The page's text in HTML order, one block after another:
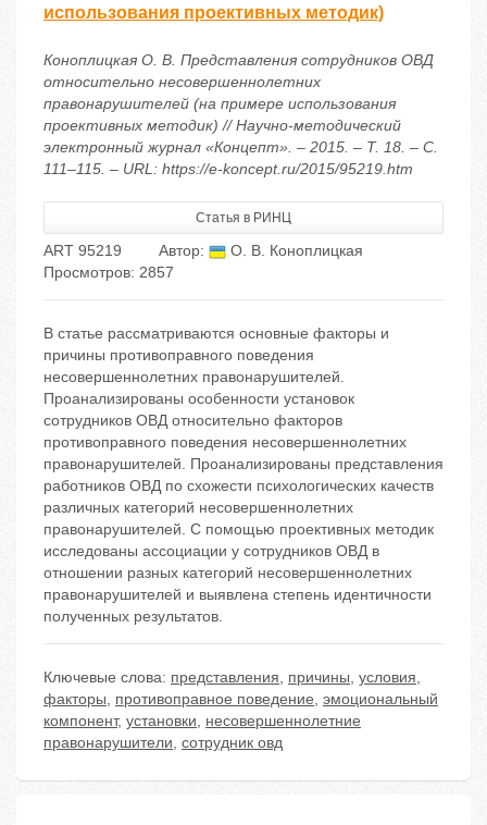
использования проективных методик)
Коноплицкая О. В. Представления сотрудников ОВД
относительно несовершеннолетних
правонарушителей (на примере использования
проективных методик) // Научно-методический
электронный журнал «Концепт». – 2015. – Т. 18. – С.
111–115. – URL: https://e-koncept.ru/2015/95219.htm
Статья в РИНЦ
ART 95219 Автор:
О. В. Коноплицкая
Просмотров: 2857
В статье рассматриваются основные факторы и
причины противоправного поведения
несовершеннолетних правонарушителей.
Проанализированы особенности установок
сотрудников ОВД относительно факторов
противоправного поведения несовершеннолетних
правонарушителей. Проанализированы представления
работников ОВД по схожести психологических качеств
различных категорий несовершеннолетних
правонарушителей. С помощью проективных методик
исследованы ассоциации у сотрудников ОВД в
отношении разных категорий несовершеннолетних
правонарушителей и выявлена степень идентичности
полученных результатов.
Ключевые слова: представления, причины, условия,
факторы, противоправное поведение, эмоциональный
компонент, установки, несовершеннолетние
правонарушители, сотрудник овд